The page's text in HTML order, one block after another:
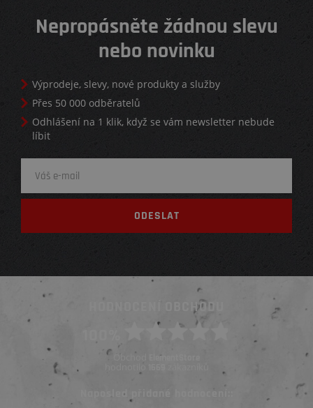
Nepropásněte žádnou slevu
nebo novinku
Výprodeje, slevy, nové produkty a služby
Přes 50 000 odběratelů
Odhlášení na 1 klik, když se vám newsletter nebude
líbit
HODNOCENÍ OBCHODU
Obchod ElementStore
hodnotilo
Naposled přidané hodnocení::